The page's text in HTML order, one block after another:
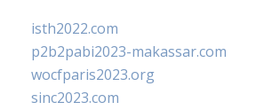
isth2022.com
p2b2pabi2023-makassar.com
wocfparis2023.org
sinc2023.com